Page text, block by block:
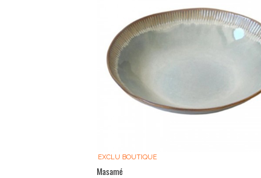
EXCLU BOUTIQUE
Masamé